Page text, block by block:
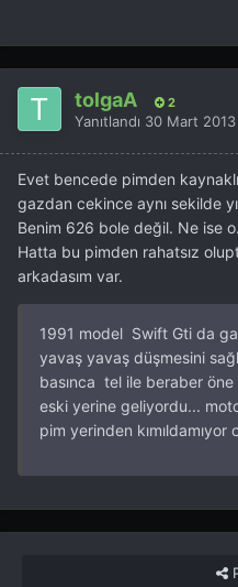
tolgaA 2
Yanıtlandı 30 Mart 2013
Evet bencede pimden
gazdan cekince aynı sekilde
Benim 626 bole değil. Ne ise
Hatta bu pimden rahatsız
arkadasım var.
1991 model Swift Gti da
yavaş yavaş düşmesini
basınca tel ile beraber öne
eski yerine geliyordu...
pim yerinden kımıldamıyor